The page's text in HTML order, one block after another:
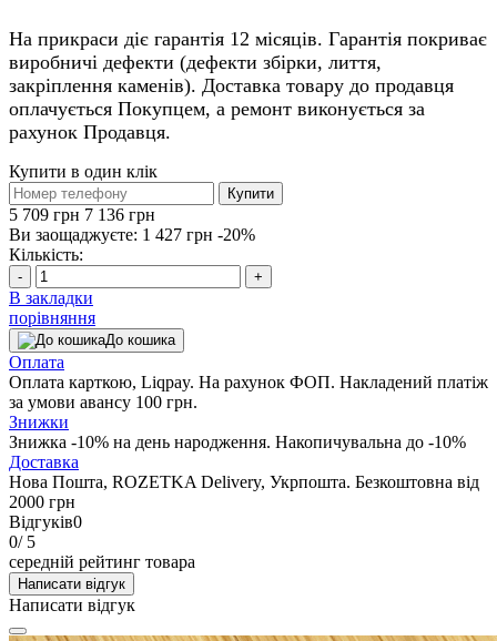
На прикраси діє гарантія 12 місяців. Гарантія покриває
виробничі дефекти (дефекти збірки, лиття,
закріплення каменів). Доставка товару до продавця
оплачується Покупцем, а ремонт виконується за
рахунок Продавця.
Купити в один клік
Купити
5 709 грн 7 136 грн
Ви заощаджуєте: 1 427 грн -20%
Кількість:
- +
В закладки
порівняння
До кошика
Оплата
Оплата карткою, Liqpay. На рахунок ФОП. Накладений платіж
за умови авансу 100 грн.
Знижки
Знижка -10% на день народження. Накопичувальна до -10%
Доставка
Нова Пошта, ROZETKA Delivery, Укрпошта. Безкоштовна від
2000 грн
Відгуків0
0/ 5
середній рейтинг товара
Написати відгук
Написати відгук